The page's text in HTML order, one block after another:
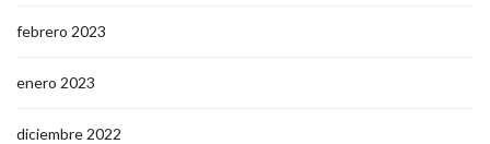
febrero 2023
enero 2023
diciembre 2022